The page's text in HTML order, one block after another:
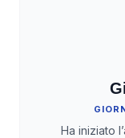
Ha iniziato